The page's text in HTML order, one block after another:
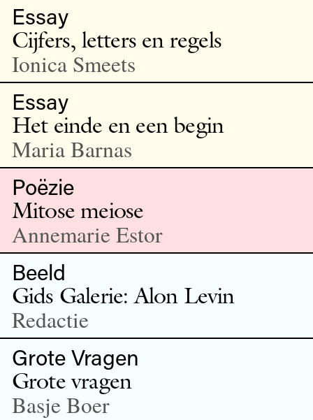
Essay
Cijfers, letters en regels
Ionica Smeets
Essay
Het einde en een begin
Maria Barnas
Poëzie
Mitose meiose
Annemarie Estor
Beeld
Gids Galerie: Alon Levin
Redactie
Grote Vragen
Grote vragen
Basje Boer